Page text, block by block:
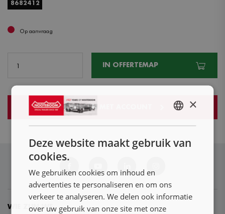
8682412
Op aanvraag
IN OFFERTEMAP
INLOGGEN MET ACCOUNT
WIE ZIJN WE
×
Deze website maakt gebruik van
cookies.
We gebruiken cookies om inhoud en
advertenties te personaliseren en om ons
verkeer te analyseren. We delen ook informatie
over uw gebruik van onze site met onze